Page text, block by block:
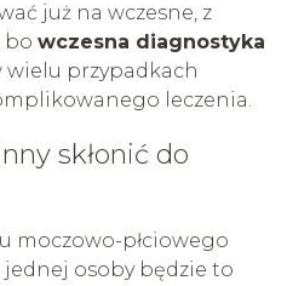
już na wczesne, z
bo wczesna diagnostyka
wielu przypadkach
leczenia.
skłonić do
moczowo-płciowego
jednej osoby będzie to